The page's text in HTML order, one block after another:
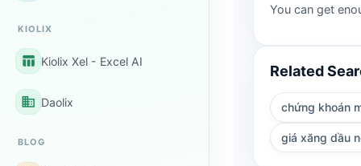
KIOLIX
table_chart Kiolix Xel - Excel AI
business Daolix
BLOG
You can get
Related
chứng khoán
giá xăng dầu